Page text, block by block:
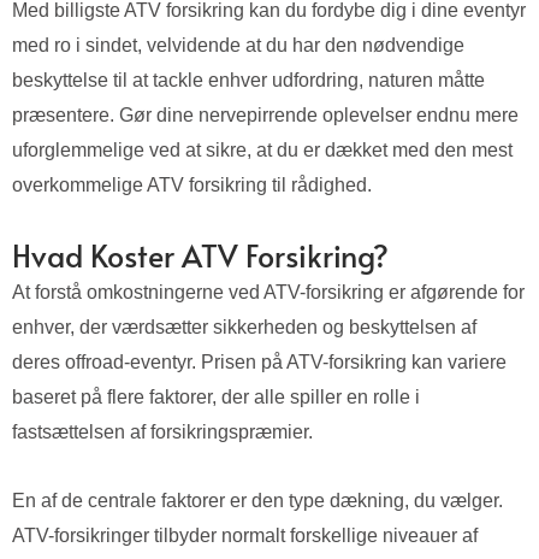
Med billigste ATV forsikring kan du fordybe dig i dine eventyr
med ro i sindet, velvidende at du har den nødvendige
beskyttelse til at tackle enhver udfordring, naturen måtte
præsentere. Gør dine nervepirrende oplevelser endnu mere
uforglemmelige ved at sikre, at du er dækket med den mest
overkommelige ATV forsikring til rådighed.
Hvad Koster ATV Forsikring?
At forstå omkostningerne ved ATV-forsikring er afgørende for
enhver, der værdsætter sikkerheden og beskyttelsen af
deres offroad-eventyr. Prisen på ATV-forsikring kan variere
baseret på flere faktorer, der alle spiller en rolle i
fastsættelsen af forsikringspræmier.
En af de centrale faktorer er den type dækning, du vælger.
ATV-forsikringer tilbyder normalt forskellige niveauer af